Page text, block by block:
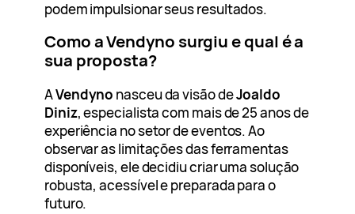
podem impulsionar seus resultados.
Como a Vendyno surgiu e qual é a
sua proposta?
AVendyno nasceu da visão deJoaldo
Diniz, especialista com mais de 25 anos de
experiência no setor de eventos. Ao
observar as limitações das ferramentas
disponíveis, ele decidiu criar uma solução
robusta, acessível e preparada para o
futuro.